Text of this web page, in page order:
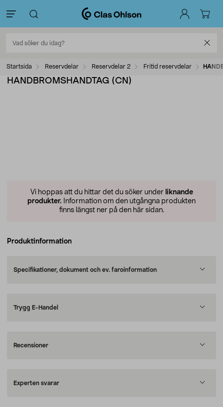
Startsida Reservdelar Reservdelar 2 Fritid reservdelar
HANDBROMSHANDTAG (CN)
Vi hoppas att du hittar det du söker under liknande
produkter. Information om den utgångna produkten
finns längst ner på den här sidan.
Produktinformation
Specifikationer, dokument och ev. faroinformation
Trygg E-Handel
Recensioner
Experten svarar